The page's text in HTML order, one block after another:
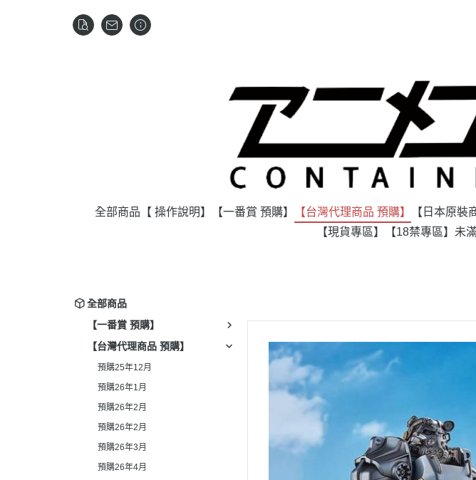
全部商品 【 操作說明】 【一番賞 預購】 【台灣代理商品 預購】 【日本原裝
【現貨專區】
【18禁專區】未
全部商品
【一番賞 預購】
【台灣代理商品 預購】
預購25年12月
預購26年1月
預購26年2月
預購26年2月
預購26年3月
預購26年4月